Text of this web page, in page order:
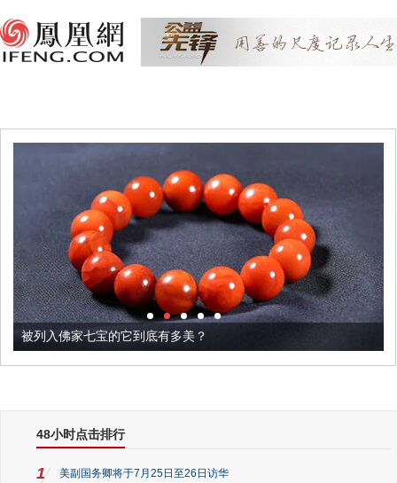
被列入佛家七宝的它到底有多美？
48小时点击排行
1 美副国务卿将于7月25日至26日访华